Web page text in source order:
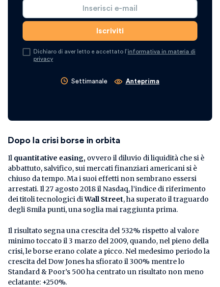
Dichiaro di aver letto e accettato l’informativa in materia di
privacy
Settimanale Anteprima
Dopo la crisi borse in orbita
Il quantitative easing, ovvero il diluvio di liquidità che si è
abbattuto, salvifico, sui mercati finanziari americani si è
chiuso da tempo. Ma i suoi effetti non sembrano essersi
arrestati. Il 27 agosto 2018 il Nasdaq, l’indice di riferimento
dei titoli tecnologici diWall Street, ha superato il traguardo
degli 8mila punti, una soglia mai raggiunta prima.
Il risultato segna una crescita del 532% rispetto al valore
minimo toccato il 3 marzo del 2009, quando, nel pieno della
crisi, le borse erano colate a picco. Nel medesimo periodo la
crescita del Dow Jones ha sfiorato il 300% mentre lo
Standard & Poor’s 500 ha centrato un risultato non meno
eclatante: +250%.